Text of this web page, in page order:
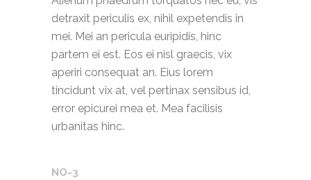
detraxit periculis ex, nihil expetendis in
mei. Mei an pericula euripidis, hinc
partem ei est. Eos ei nisl graecis, vix
aperiri consequat an. Eius lorem
tincidunt vix at, vel pertinax sensibus id,
error epicurei mea et. Mea facilisis
urbanitas hinc.
NO-3